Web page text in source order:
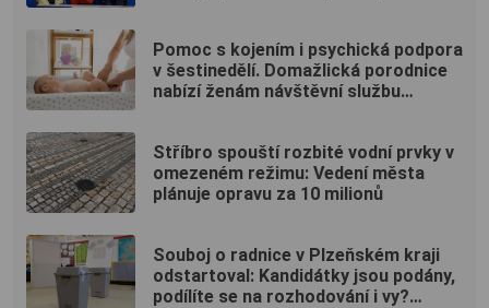
Pomoc s kojením i psychická podpora
v šestinedělí. Domažlická porodnice
nabízí ženám návštěvní službu
Stříbro spouští rozbité vodní prvky v
omezeném režimu: Vedení města
plánuje opravu za 10 milionů
Souboj o radnice v Plzeňském kraji
odstartoval: Kandidátky jsou podány,
podílíte se na rozhodování i vy?